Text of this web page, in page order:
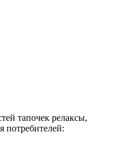
тапочек релаксы,
потребителей: